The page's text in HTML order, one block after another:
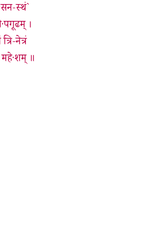
स्थं`
।
नेत्रं
महे·शम् ॥